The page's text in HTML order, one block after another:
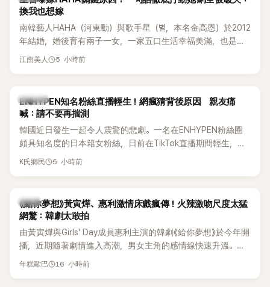
換我也想嫁
南韓藝人HAHA（河東勳）與歌手星（별，本名金高恩）於2012
年結婚，婚後育有兩子一女，一家五口生活幸福美滿，也是韓
國演藝圈公認的模範夫妻。近日，星首度公開當年決定嫁給
江南美人 5 小時前
K-POP
ENHYPEN知名粉絲直播輕生！網瘋猜背後原因 親友痛
喊：請不要再揣測
韓國近日發生一起令人震驚的悲劇。一名在ENHYPEN粉絲圈
頗具知名度的日本籍女粉絲，日前在TikTok直播期間輕生，最
終不幸身亡，消息曝光後震驚韓網，也讓不少粉絲湧入社群平
K氏鄉民 5 小時前
韓劇
《給你夢想》黃寅燁、惠利激情床戲瘋傳！火辣激吻尺度太猛
網驚：韓劇太敢拍
由黃寅燁與Girls' Day成員惠利主演的韓劇《給你夢想》於今年開
播，近期隨著劇情進入高潮，男女主角的感情線快速升溫。最
新播出的第8集不僅上演火辣吻戲，更接連出現床戲橋段，讓
年糕歐巴 16 小時前